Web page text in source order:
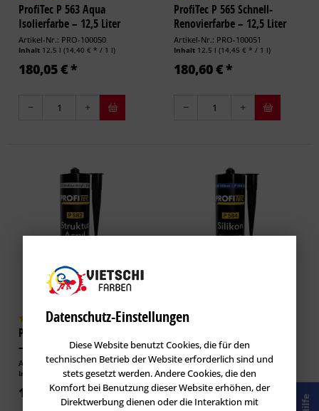
ProfiTec P 563 Aqua
Isolierfarbe – 12,5 Liter
Artikel-Nr.: PRO-100050
Inhalt 12.5 l(14,40 € * / 1 l)
180,05 € *
ProfiTec P 565 Schnell-
Renovierfarbe – 12,5 Liter
Artikel-Nr.: PRO-100051
Inhalt 12.5 l(14,45 € * / 1 l)
180,60 € *
ProfiTec P 582 Strukturacryl
– 310 ml
Artikel-Nr.: PRO-100053
Inhalt 0.31 l(33,87 € * / 1 l)
10,50 € *
Artikel-Nr.: PRO-100054
Inhalt0.31 l(52,42 € * / 1 l)
16,25 € *
Hilfe
Datenschutz-Einstellungen
Diese Website benutzt Cookies, die für den
technischen Betrieb der Website erforderlich sind und
stets gesetzt werden. Andere Cookies, die den
Komfort bei Benutzung dieser Website erhöhen, der
Direktwerbung dienen oder die Interaktion mit